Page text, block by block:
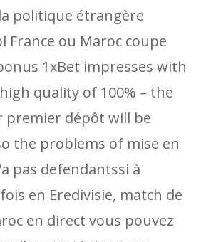
politique étrangère
France ou Maroc coupe
1xBet impresses with
quality of 100% – the
dépôt will be
the problems of mise en
pas defendantssi à
en Eredivisie, match de
en direct vous pouvez